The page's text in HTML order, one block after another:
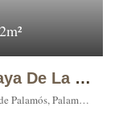
Parcela Ubicada En La Playa De La Fosca, En Palamós.
Carrer de la Roca Negra, La Fosca, Sant Joan de Palamós, Palamós, Lower Empordà, Girona, Catalonia, 17230, Spain